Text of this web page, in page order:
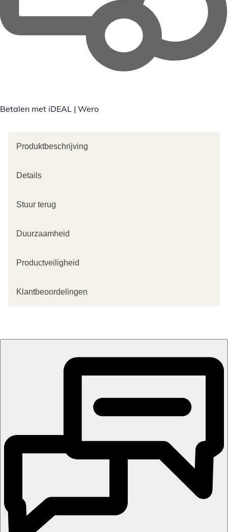
Betalen met iDEAL | Wero
Produktbeschrijving
Details
Stuur terug
Duurzaamheid
Productveiligheid
Klantbeoordelingen